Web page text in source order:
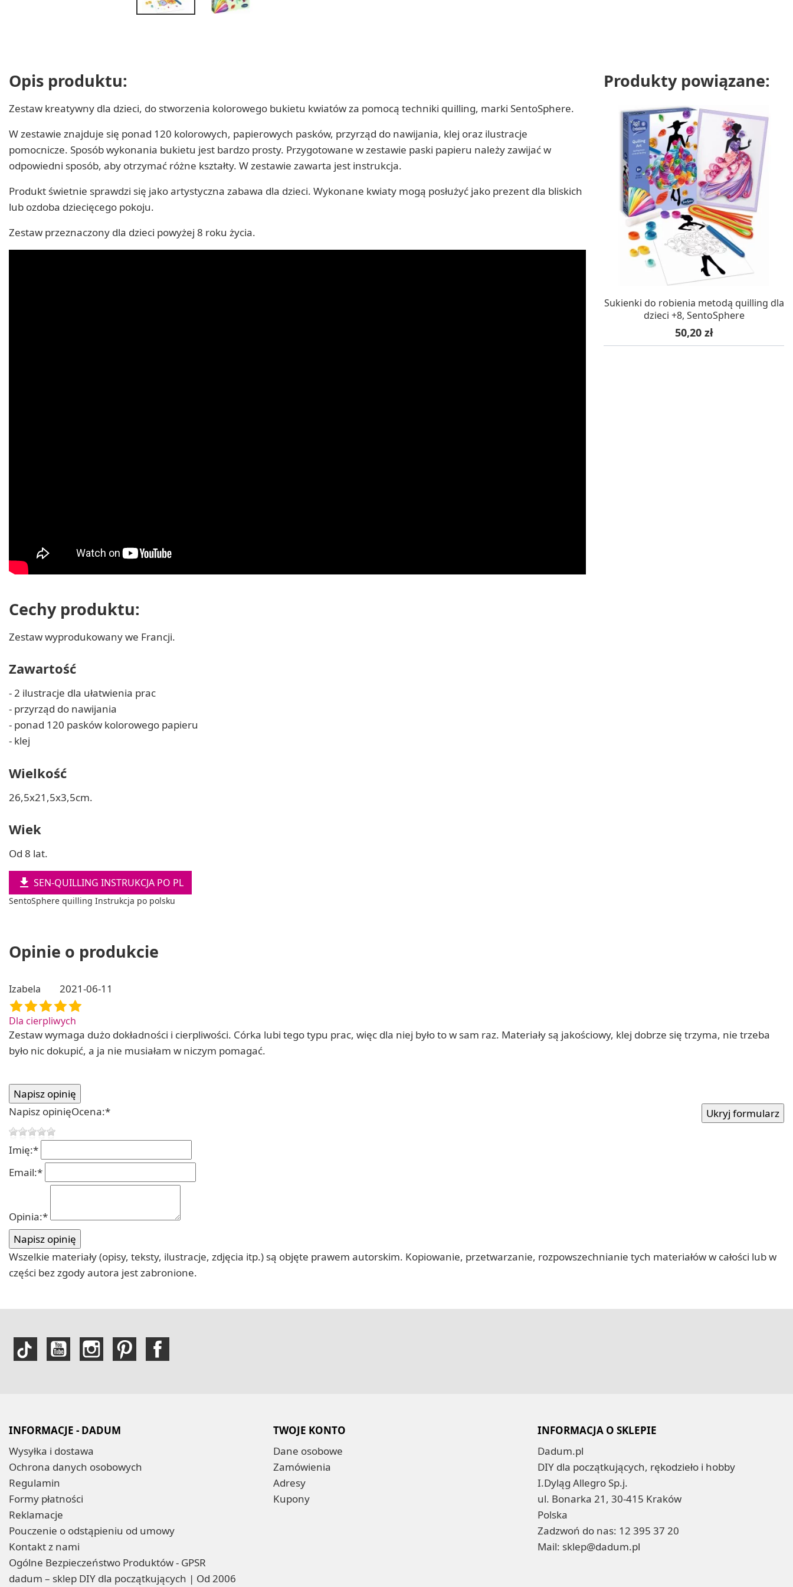
Opis produktu:
Zestaw kreatywny dla dzieci, do stworzenia kolorowego bukietu kwiatów za pomocą techniki quilling, marki SentoSphere.
W zestawie znajduje się ponad 120 kolorowych, papierowych pasków, przyrząd do nawijania, klej oraz ilustracje
pomocnicze. Sposób wykonania bukietu jest bardzo prosty. Przygotowane w zestawie paski papieru należy zawijać w
odpowiedni sposób, aby otrzymać różne kształty. W zestawie zawarta jest instrukcja.
Produkt świetnie sprawdzi się jako artystyczna zabawa dla dzieci. Wykonane kwiaty mogą posłużyć jako prezent dla bliskich
lub ozdoba dziecięcego pokoju.
Zestaw przeznaczony dla dzieci powyżej 8 roku życia.
Cechy produktu:
Zestaw wyprodukowany we Francji.
Zawartość
- 2 ilustracje dla ułatwienia prac
- przyrząd do nawijania
- ponad 120 pasków kolorowego papieru
- klej
Wielkość
26,5x21,5x3,5cm.
Wiek
Od 8 lat.
 SEN-QUILLING INSTRUKCJA PO PL
SentoSphere quilling Instrukcja po polsku
Produkty powiązane:
W MAGAZYNIE, DOSTAWA 24H
Sukienki do robienia metodą quilling dla
dzieci +8, SentoSphere
Cena
50,20 zł
Opinie o produkcie
Izabela 2021-06-11
Dla cierpliwych
Zestaw wymaga dużo dokładności i cierpliwości. Córka lubi tego typu prac, więc dla niej było to w sam raz. Materiały są jakościowy, klej dobrze się trzyma, nie trzeba
było nic dokupić, a ja nie musiałam w niczym pomagać.
Napisz opinięOcena:*
Imię:*
Email:*
Opinia:*
Wszelkie materiały (opisy, teksty, ilustracje, zdjęcia itp.) są objęte prawem autorskim. Kopiowanie, przetwarzanie, rozpowszechnianie tych materiałów w całości lub w
części bez zgody autora jest zabronione.
INFORMACJE - DADUM
Wysyłka i dostawa
Ochrona danych osobowych
Regulamin
Formy płatności
Reklamacje
Pouczenie o odstąpieniu od umowy
Kontakt z nami
Ogólne Bezpieczeństwo Produktów - GPSR
dadum – sklep DIY dla początkujących | Od 2006
TWOJE KONTO
Dane osobowe
Zamówienia
Adresy
Kupony
INFORMACJA O SKLEPIE
Dadum.pl
DIY dla początkujących, rękodzieło i hobby
I.Dyląg Allegro Sp.j.
ul. Bonarka 21, 30-415 Kraków
Polska
Zadzwoń do nas: 12 395 37 20
Mail: sklep@dadum.pl